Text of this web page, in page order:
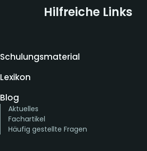
Hilfreiche Links
Schulungsmaterial
Lexikon
Blog
Aktuelles
Fachartikel
Häufig gestellte Fragen